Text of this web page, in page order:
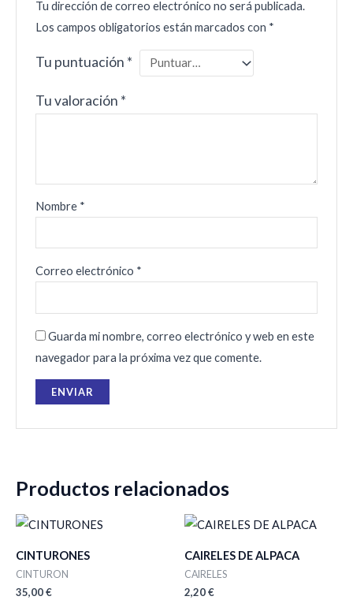
Tu dirección de correo electrónico no será publicada.
Los campos obligatorios están marcados con *
Tu puntuación *
Tu valoración *
Nombre *
Correo electrónico *
Guarda mi nombre, correo electrónico y web en este
navegador para la próxima vez que comente.
Productos relacionados
CINTURONES
CINTURON
35,00€
CAIRELES DE ALPACA
CAIRELES
2,20€